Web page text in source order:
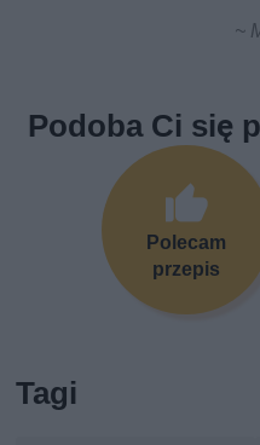
~
Podoba Ci się
Polecam
przepis
Tagi